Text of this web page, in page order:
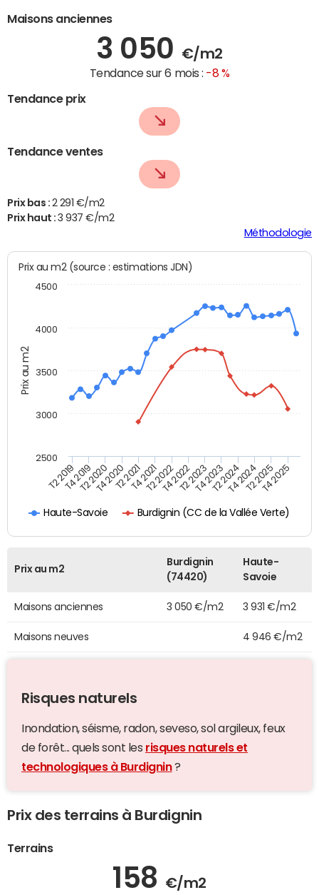
Maisons anciennes
3 050 €/m2
Tendance sur 6 mois : -8 %
Tendance prix
Tendance ventes
Prix bas : 2 291 €/m2
Prix haut :3 937 €/m2
Méthodologie
Prix au m2
Prix au m2 (source : estimations JDN)
Haute-Savoie Burdignin (CC de la Vallée Verte)
T2 2019T4 2019T2 2020T4 2020T2 2021T4 2021T2 2022T4 2022T2 2023T4 2023T2 2024T4 2024T2 2025T4 2025
2500
3000
3500
4000
4500
Prix au m2
Burdignin
(74420)
Haute-
Savoie
Maisons anciennes 3 050 €/m2 3 931 €/m2
Maisons neuves 4 946 €/m2
Risques naturels
Inondation, séisme, radon, seveso, sol argileux, feux
de forêt... quels sont les risques naturels et
technologiques à Burdignin?
Prix des terrains à Burdignin
Terrains
158 €/m2